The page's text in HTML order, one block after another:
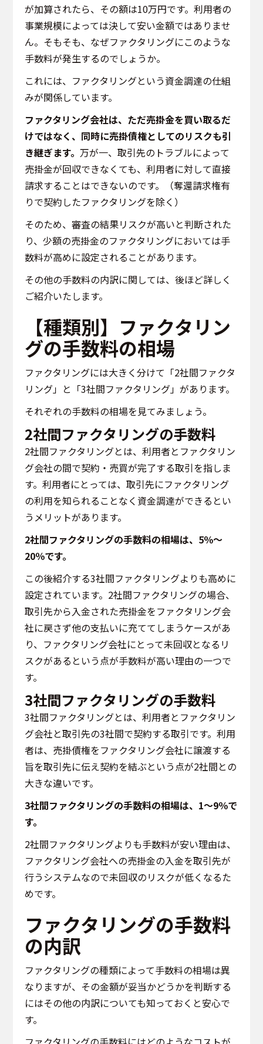
が加算されたら、その額は10万円です。利用者の
事業規模によっては決して安い金額ではありませ
ん。そもそも、なぜファクタリングにこのような
手数料が発生するのでしょうか。
これには、ファクタリングという資金調達の仕組
みが関係しています。
ファクタリング会社は、ただ売掛金を買い取るだ
けではなく、同時に売掛債権としてのリスクも引
き継ぎます。万が一、取引先のトラブルによって
売掛金が回収できなくても、利用者に対して直接
請求することはできないのです。（奪還請求権有
りで契約したファクタリングを除く）
そのため、審査の結果リスクが高いと判断された
り、少額の売掛金のファクタリングにおいては手
数料が高めに設定されることがあります。
その他の手数料の内訳に関しては、後ほど詳しく
ご紹介いたします。
【種類別】ファクタリン
グの手数料の相場
ファクタリングには大きく分けて「2社間ファクタ
リング」と「3社間ファクタリング」があります。
それぞれの手数料の相場を見てみましょう。
2社間ファクタリングの手数料
2社間ファクタリングとは、利用者とファクタリン
グ会社の間で契約・売買が完了する取引を指しま
す。利用者にとっては、取引先にファクタリング
の利用を知られることなく資金調達ができるとい
うメリットがあります。
2社間ファクタリングの手数料の相場は、5％〜
20％です。
この後紹介する3社間ファクタリングよりも高めに
設定されています。2社間ファクタリングの場合、
取引先から入金された売掛金をファクタリング会
社に戻さず他の支払いに充ててしまうケースがあ
り、ファクタリング会社にとって未回収となるリ
スクがあるという点が手数料が高い理由の一つで
す。
3社間ファクタリングの手数料
3社間ファクタリングとは、利用者とファクタリン
グ会社と取引先の3社間で契約する取引です。利用
者は、売掛債権をファクタリング会社に譲渡する
旨を取引先に伝え契約を結ぶという点が2社間との
大きな違いです。
3社間ファクタリングの手数料の相場は、1〜9％で
す。
2社間ファクタリングよりも手数料が安い理由は、
ファクタリング会社への売掛金の入金を取引先が
行うシステムなので未回収のリスクが低くなるた
めです。
ファクタリングの手数料
の内訳
ファクタリングの種類によって手数料の相場は異
なりますが、その金額が妥当かどうかを判断する
にはその他の内訳についても知っておくと安心で
す。